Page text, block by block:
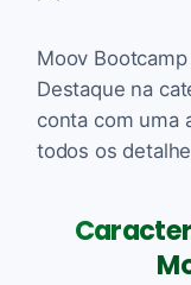
Moov
Destaque na
conta com uma
todos os